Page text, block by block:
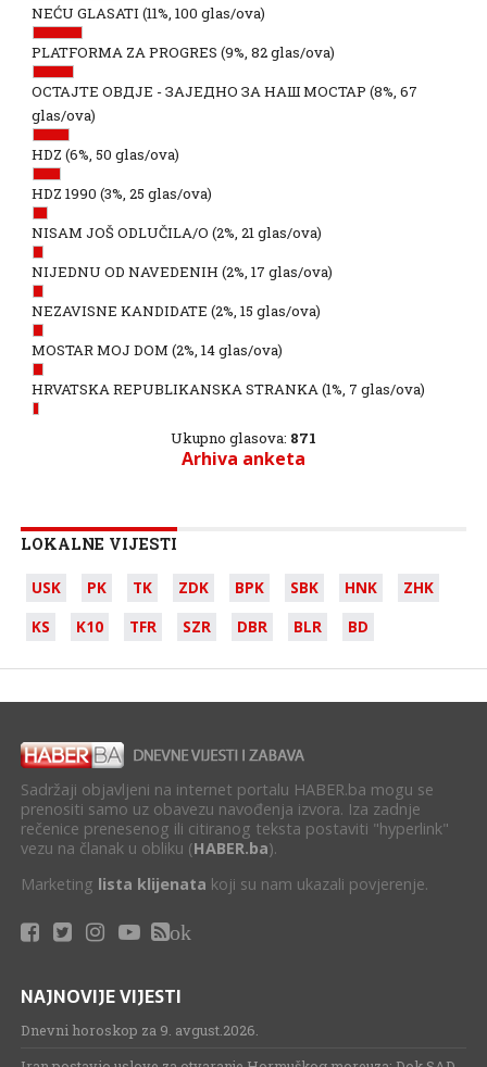
NEĆU GLASATI (11%, 100 glas/ova)
PLATFORMA ZA PROGRES (9%, 82 glas/ova)
ОСТАЈТЕ ОВДЈЕ - ЗАЈЕДНО ЗА НАШ МОСТАР (8%, 67
glas/ova)
HDZ (6%, 50 glas/ova)
HDZ 1990 (3%, 25 glas/ova)
NISAM JOŠ ODLUČILA/O (2%, 21 glas/ova)
NIJEDNU OD NAVEDENIH (2%, 17 glas/ova)
NEZAVISNE KANDIDATE (2%, 15 glas/ova)
MOSTAR MOJ DOM (2%, 14 glas/ova)
HRVATSKA REPUBLIKANSKA STRANKA(1%, 7 glas/ova)
Ukupno glasova: 871
Arhiva anketa
LOKALNE VIJESTI
USK PK TK ZDK BPK SBK HNK
ZHK
KS
K10 TFR SZR DBR BLR BD
Sadržaji objavljeni na internet portalu HABER.ba mogu se
prenositi samo uz obavezu navođenja izvora. Iza zadnje
rečenice prenesenog ili citiranog teksta postaviti "hyperlink"
vezu na članak u obliku (HABER.ba).
Marketing lista klijenata koji su nam ukazali povjerenje.
ok
NAJNOVIJE VIJESTI
Dnevni horoskop za 9. avgust.2026.